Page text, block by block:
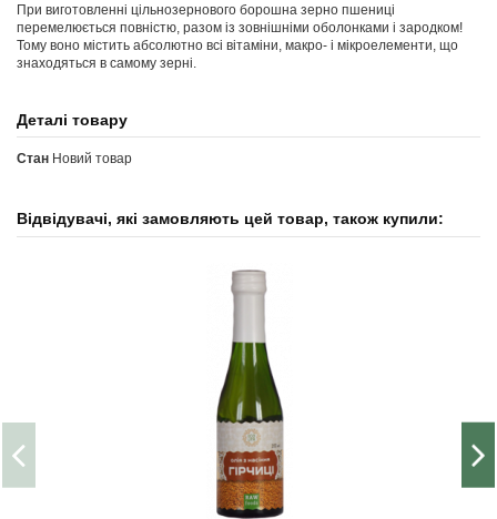
При виготовленні цільнозернового борошна зерно пшениці
перемелюється повністю, разом із зовнішніми оболонками і зародком!
Тому воно містить абсолютно всі вітаміни, макро- і мікроелементи, що
знаходяться в самому зерні.
Деталі товару
Стан Новий товар
Відвідувачі, які замовляють цей товар, також купили: